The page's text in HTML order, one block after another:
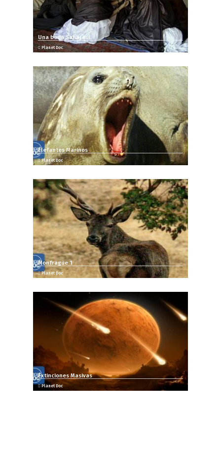
Una boda Saharaui
Planet Doc
Elefantes Marinos
Planet Doc
Monfragüe 1
Planet Doc
Extinciones Masivas
Planet Doc